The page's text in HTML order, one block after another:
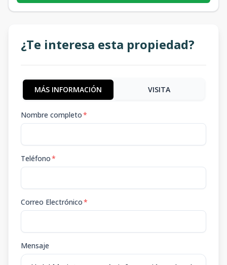
¿Te interesa esta propiedad?
MÁS INFORMACIÓN VISITA
Nombre completo*
Teléfono*
Correo Electrónico*
Mensaje